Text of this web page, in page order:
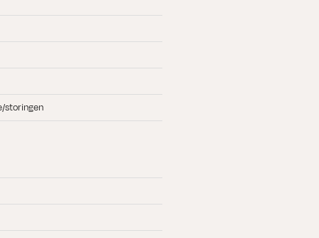
storingen